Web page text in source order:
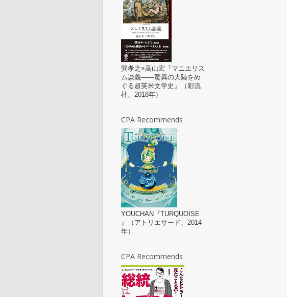
巽孝之×高山宏『マニエリス
ム談義——驚異の大陸をめ
ぐる超英米文学史』（彩流
社、2018年）
CPA Recommends
YOUCHAN『TURQUOISE
』（アトリエサード、2014
年）
CPA Recommends